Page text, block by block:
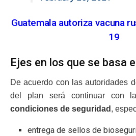
Guatemala autoriza vacuna
19
Ejes en los que se basa
De acuerdo con las autoridades
del plan será continuar con
condiciones de seguridad ,
entrega de sellos de